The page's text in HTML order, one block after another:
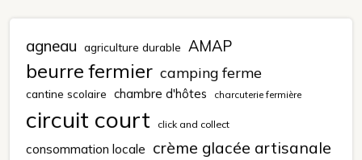
agneau agriculture durable AMAP
beurre fermier camping ferme
cantine scolaire chambre d'hôtes charcuterie fermière
circuit court click and collect
consommation locale crème glacée artisanale